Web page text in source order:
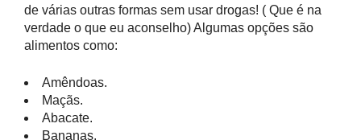
de várias outras formas sem usar drogas! ( Que é na
verdade o que eu aconselho) Algumas opções são
alimentos como:
Amêndoas.
Maçãs.
Abacate.
Bananas.